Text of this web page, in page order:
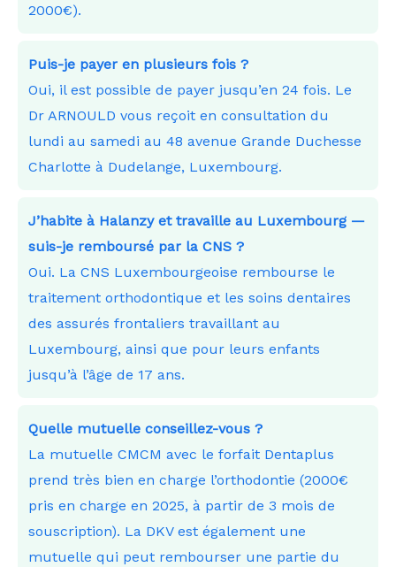
2000€).
Puis-je payer en plusieurs fois ?
Oui, il est possible de payer jusqu’en 24 fois. Le
Dr ARNOULD vous reçoit en consultation du
lundi au samedi au 48 avenue Grande Duchesse
Charlotte à Dudelange, Luxembourg.
J’habite à Halanzy et travaille au Luxembourg —
suis-je remboursé par la CNS ?
Oui. La CNS Luxembourgeoise rembourse le
traitement orthodontique et les soins dentaires
des assurés frontaliers travaillant au
Luxembourg, ainsi que pour leurs enfants
jusqu’à l’âge de 17 ans.
Quelle mutuelle conseillez-vous ?
La mutuelle CMCM avec le forfait Dentaplus
prend très bien en charge l’orthodontie (2000€
pris en charge en 2025, à partir de 3 mois de
souscription). La DKV est également une
mutuelle qui peut rembourser une partie du